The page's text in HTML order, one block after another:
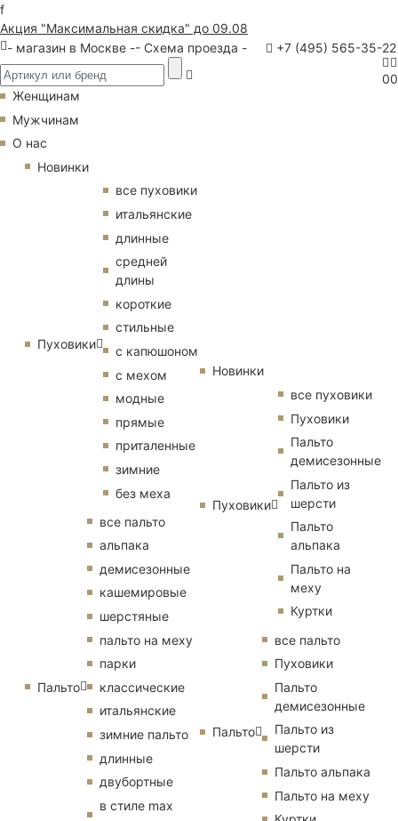
f
Акция "Максимальная скидка" до 09.08
- магазин в Москве -- Схема проезда - +7 (495) 565-35-22
00
Женщинам
Мужчинам
О нас
Новинки
Пуховики
все пуховики
итальянские
длинные
средней
длины
короткие
стильные
с капюшоном
с мехом
модные
прямые
приталенные
зимние
без меха
Пальто
все пальто
альпака
демисезонные
кашемировые
шерстяные
пальто на меху
парки
классические
итальянские
зимние пальто
длинные
двубортные
в стиле max
Новинки
Пуховики
все пуховики
Пуховики
Пальто
демисезонные
Пальто из
шерсти
Пальто
альпака
Пальто на
меху
Куртки
Пальто
все пальто
Пуховики
Пальто
демисезонные
Пальто из
шерсти
Пальто альпака
Пальто на меху